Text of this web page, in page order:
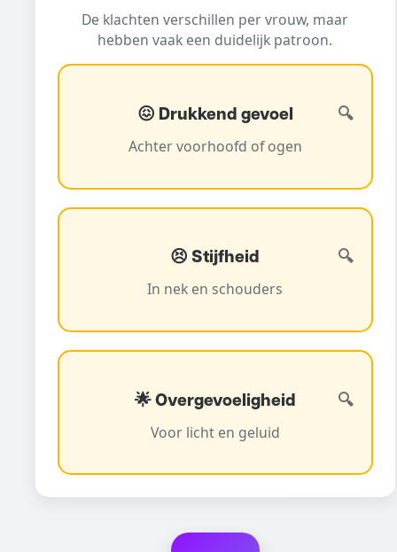
De klachten verschillen per vrouw, maar
hebben vaak een duidelijk patroon.
😖 Drukkend gevoel
Achter voorhoofd of ogen
😣 Stijfheid
In nek en schouders
🌟 Overgevoeligheid
Voor licht en geluid